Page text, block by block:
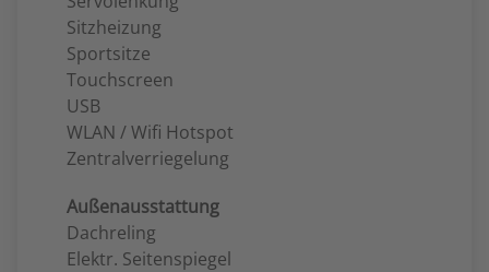
Sitzheizung
Sportsitze
Touchscreen
USB
WLAN / Wifi Hotspot
Zentralverriegelung
Außenausstattung
Dachreling
Elektr. Seitenspiegel